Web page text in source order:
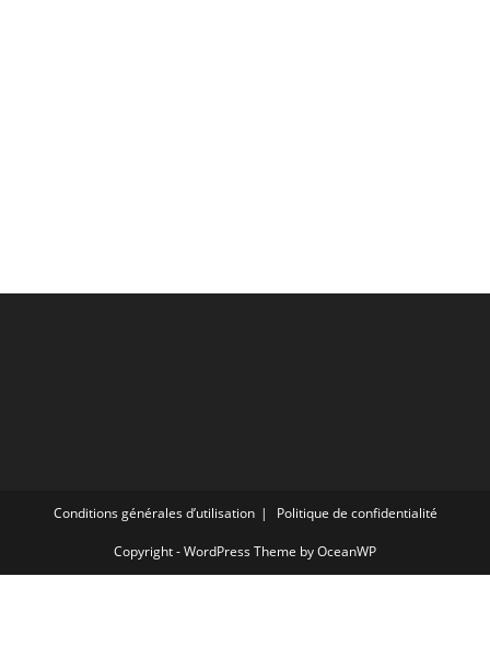
Conditions générales d’utilisation Politique de confidentialité
Copyright - WordPress Theme by OceanWP